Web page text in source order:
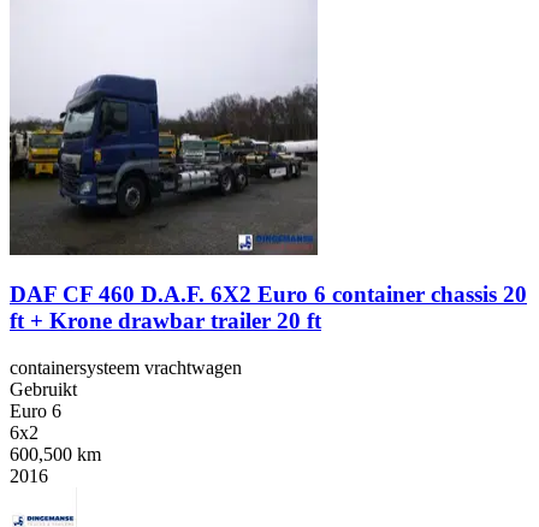
DAF CF 460 D.A.F. 6X2 Euro 6 container chassis 20
ft + Krone drawbar trailer 20 ft
containersysteem vrachtwagen
Gebruikt
Euro 6
6x2
600,500 km
2016